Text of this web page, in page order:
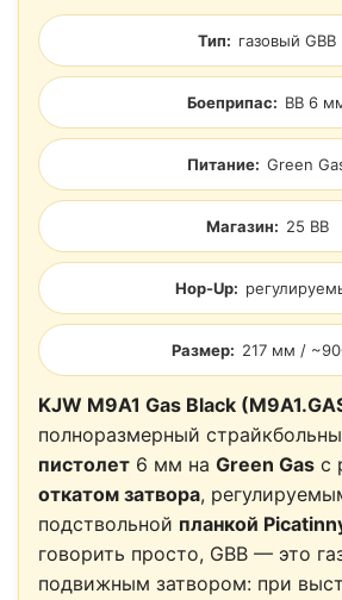
Тип: газовый GBB
Боеприпас: BB 6
Питание: Green
Магазин: 25 BB
Hop-Up:
Размер: 217 мм /
KJW M9A1 Gas Black
полноразмерный
пистолет 6 мм на Green Gas с
откатом затвора,
подствольной планкой
говорить просто, GBB — это
подвижным затвором: при